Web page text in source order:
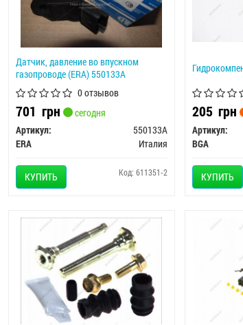
Датчик, давление во впускном
газопроводе (ERA) 550133A
0 отзывов
701 грн
сегодня
Артикул:
550133A
ERA
Италия
КУПИТЬ Код: 611351-2
205 грн
Артикул:
BGA
КУПИТЬ